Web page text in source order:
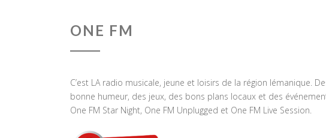
ONE FM
C’est LA radio musicale, jeune et loisirs de la région lémanique.
bonne humeur, des jeux, des bons plans locaux et des
One FM Star Night, One FM Unplugged et One FM Live Session.